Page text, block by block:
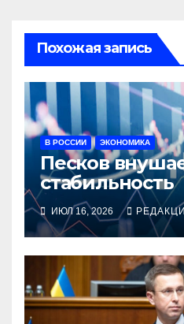
Похожая запись
В РОССИИ ЭКОНОМИКА
Песков
стабильность
ИЮЛ 16, 2026